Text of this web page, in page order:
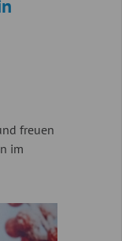
freuen
im